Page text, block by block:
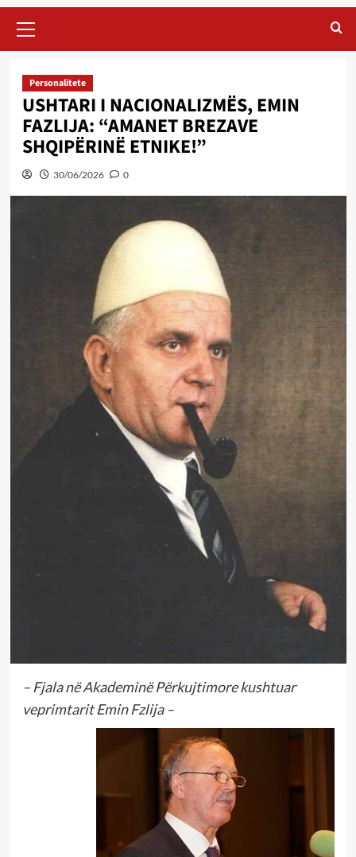
Menu
Personalitete
USHTARI I NACIONALIZMËS, EMIN
FAZLIJA: “AMANET BREZAVE
SHQIPËRINË ETNIKE!”
30/06/2026 0
– Fjala në Akademinë Përkujtimore kushtuar
veprimtarit Emin Fzlija –